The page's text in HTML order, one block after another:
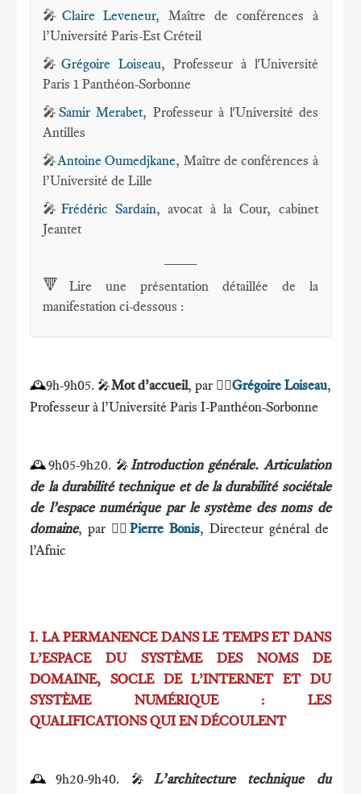
🎤 Claire Leveneur, Maître de conférences à
l’Université Paris-Est Créteil
🎤Grégoire Loiseau, Professeur à l'Université
Paris 1 Panthéon-Sorbonne
🎤Samir Merabet, Professeur à l'Université des
Antilles
🎤Antoine Oumedjkane, Maître de conférences à
l’Université de Lille
🎤 Frédéric Sardain, avocat à la Cour, cabinet
Jeantet
🔻Lire une présentation détaillée de la
manifestation ci-dessous :
🕰9h-9h05. 🎤Mot d’accueil, par 🕴🏻Grégoire Loiseau,
Professeur à l’Université Paris I-Panthéon-Sorbonne
🕰9h05-9h20. 🎤Introduction générale. Articulation
de la durabilité technique et de la durabilité sociétale
de l’espace numérique par le système des noms de
domaine, par 🕴🏻Pierre Bonis, Directeur général de
l’Afnic
I. LA PERMANENCE DANS LE TEMPS ET DANS
L’ESPACE DU SYSTÈME DES NOMS DE
DOMAINE, SOCLE DE L’INTERNET ET DU
SYSTÈME NUMÉRIQUE : LES
QUALIFICATIONS QUI EN DÉCOULENT
🕰 9h20-9h40. 🎤 L’architecture technique du